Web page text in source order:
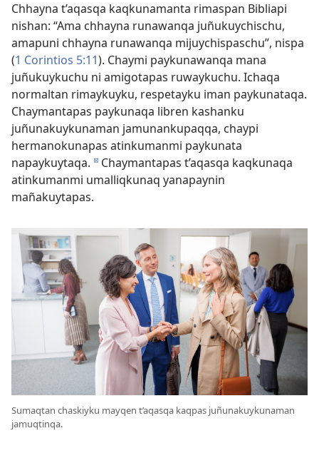
Chhayna t’aqasqa kaqkunamanta rimaspan Bibliapi
nishan: “Ama chhayna runawanqa juñukuychischu,
amapuni chhayna runawanqa mijuychispaschu”, nispa
(1 Corintios 5:11). Chaymi paykunawanqa mana
juñukuykuchu ni amigotapas ruwaykuchu. Ichaqa
normaltan rimaykuyku, respetayku iman paykunataqa.
Chaymantapas paykunaqa libren kashanku
juñunakuykunaman jamunankupaqqa, chaypi
hermanokunapas atinkumanmi paykunata
napaykuytaqa. d Chaymantapas t’aqasqa kaqkunaqa
atinkumanmi umalliqkunaq yanapaynin
mañakuytapas.
Sumaqtan chaskiyku mayqen t’aqasqa kaqpas juñunakuykunaman
jamuqtinqa.